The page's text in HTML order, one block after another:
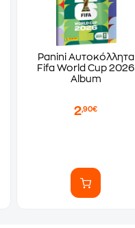
Panini Αυτοκόλλητα
Fifa World Cup 2026
Album
2,90€